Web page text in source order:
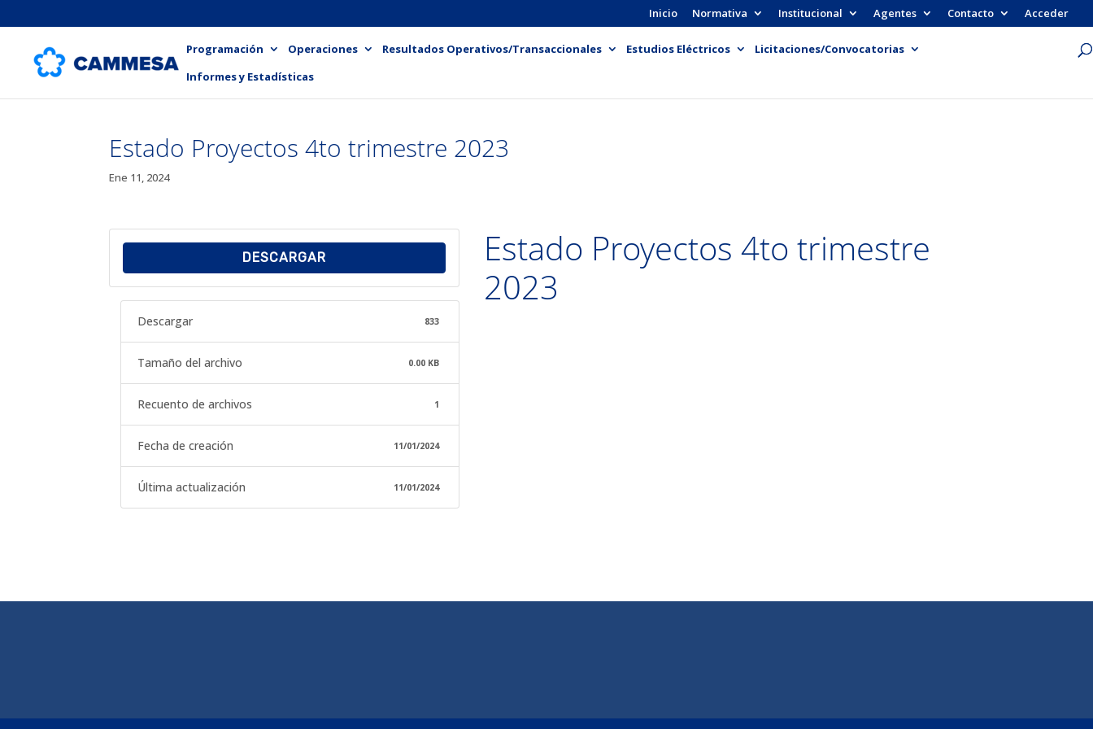
Inicio Normativa Institucional Agentes Contacto Acceder
Programación Operaciones Resultados Operativos/Transaccionales Estudios Eléctricos
Licitaciones/Convocatorias
Informes y Estadísticas
Estado Proyectos 4to trimestre 2023
Ene 11, 2024
DESCARGAR
Descargar 833
Tamaño del archivo 0.00 KB
Recuento de archivos 1
Fecha de creación 11/01/2024
Última actualización 11/01/2024
Estado Proyectos 4to trimestre
2023